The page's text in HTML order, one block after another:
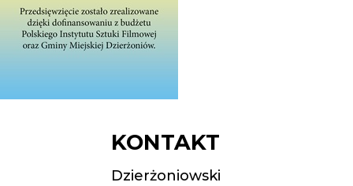
KONTAKT
Dzierżoniowski